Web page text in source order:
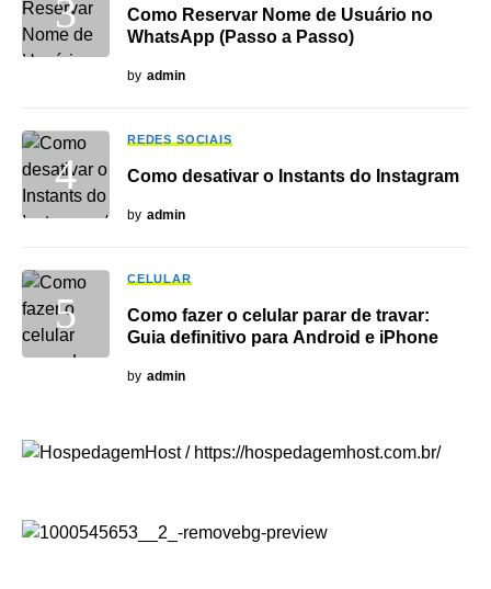
Como Reservar Nome de Usuário no
WhatsApp (Passo a Passo)
by admin
REDES SOCIAIS
Como desativar o Instants do Instagram
by admin
CELULAR
Como fazer o celular parar de travar:
Guia definitivo para Android e iPhone
by admin